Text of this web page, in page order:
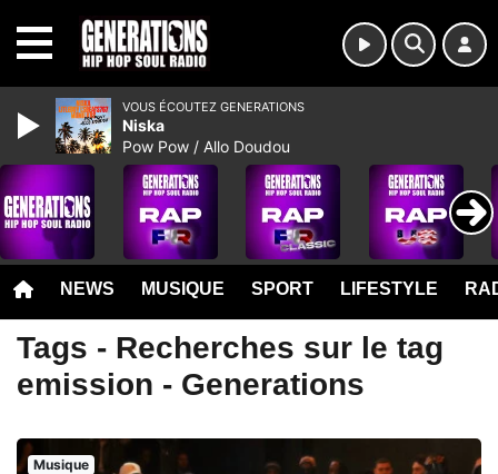
NEWS MUSIQUE SPORT LIFESTYLE
Tags - Recherches sur le tag
emission - Generations
Musique
VOUS ÉCOUTEZ GENERATIONS
Niska
Pow Pow / Allo Doudou